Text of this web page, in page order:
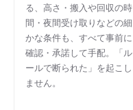
る、高さ・搬入や回収の時
間・夜間受け取りなどの細
かな条件も、すべて事前に
確認・承諾して手配。「ル
ールで断られた」を起こし
ません。